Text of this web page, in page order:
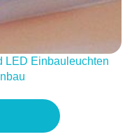
LED Einbauleuchten